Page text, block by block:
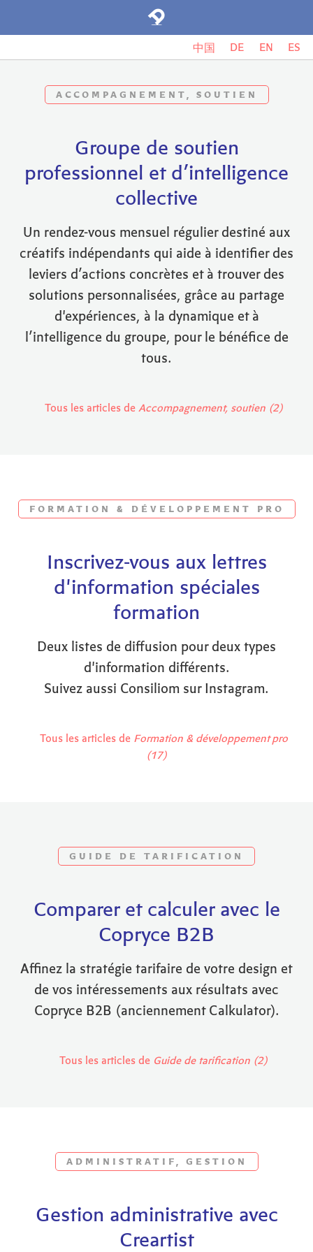
中国 DE EN ES
ACCOMPAGNEMENT, SOUTIEN
Groupe de soutien
professionnel et d’intelligence
collective
Un rendez-vous mensuel régulier destiné aux
créatifs indépendants qui aide à identifier des
leviers d’actions concrètes et à trouver des
solutions personnalisées, grâce au partage
d'expériences, à la dynamique et à
l’intelligence du groupe, pour le bénéfice de
tous.
Tous les articles de Accompagnement, soutien (2)
FORMATION & DÉVELOPPEMENT PRO
Inscrivez-vous aux lettres
d'information spéciales
formation
Deux listes de diffusion pour deux types
d'information différents.
Suivez aussi Consiliom sur Instagram.
Tous les articles de Formation & développement pro
(17)
GUIDE DE TARIFICATION
Comparer et calculer avec le
Copryce B2B
Affinez la stratégie tarifaire de votre design et
de vos intéressements aux résultats avec
Copryce B2B (anciennement Calkulator).
Tous les articles de Guide de tarification (2)
ADMINISTRATIF, GESTION
Gestion administrative avec
Creartist